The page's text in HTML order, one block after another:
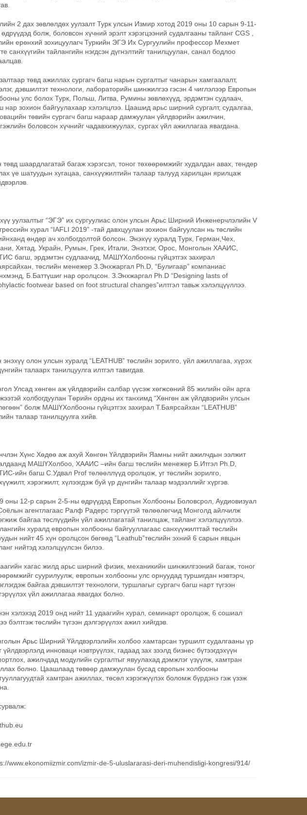
2 дах зөвлөлдөх уулзалт Турк улсын Измир хотод 2019 оны 10 сарын 9-11-
болж, боловсон хүчний эрэлт хэрэгцээний судалгааны тайланг CGS ,
ерөнхий зохицуулагч Туркийн ЭГЭ Их Сургуулийн профессор Мехмет
санхүүгийн тайлангийн нэгдсэн дүгнэлтийг танилцуулан, санал бодлоо
төвд ажиллах сургагч багш нарын сургалтыг чанарын хамгаалалт,
дэвшилтэт технологи, лабораторийн шинжилгээ гэсэн 4 чиглэлээр Европын
улс болох Турк, Польш, Литва, Румины зөвлөхүүд, эрдэмтэн судлаач,
нар зохион байгуулахаар хэлэлцлээ. Цаашид арьс ширний сургалт, судалгаа,
төвийн сургагч багш нараар дамжуулан үйлдвэрийн ажилчин,
боловсон хүчнийг чадавхижуулах, сургах үйл ажиллагаа явагдана.
шаардлагатай багаж хэрэгсэл, тоног төхөөрөмжийг худалдан авах, тендер
үе шатуудын хугацаа, санхүүжилтийн талаар талууд харилцан ярилцаж
уулзалтыг “ЭГЭ” их сургуулиас олон улсын Арьс Ширний Инженерчлэлийн V
хурал “IAFLI 2019” -тай давхцуулан зохион байгуулсан нь төслийн
өндөр ач холбогдолтой болсон. Энэхүү хуралд Турк, Герман,Чех,
Хятад, Украйн, Румын, Грек, Итали, Энэтхэг, Орос, Монголын ХААИС,
багш, эрдэмтэн судлаачид, МАШҮХолбооны гүйцэтгэх захирал
төслийн менежер З.Энхжаргал Ph.D, “Булигаар” компаниас
Б.Баттүшиг нар оролцсон. З.Энхжаргал Ph.D “Designing lasts of
footwear based on foot structural changes”илтгэл тавьж хэлэлцүүллээ.
олон улсын хуралд “LEATHUB” төслийн зорилго, үйл ажиллагаа, хүрэх
талаарх танилцуулга илтгэл тавигдав.
Улсад хөнгөн аж үйлдвэрийн салбар үүсэж хөгжсөний 85 жилийн ойн арга
холбогдуулан Төрийн ордны их танхимд “Хөнгөн аж үйлдвэрийн улсын
болж МАШҮХолбооны гүйцэтгэх захирал Т.Баярсайхан “LEATHUB”
талаар танилцуулга хийв.
Хүнс Хөдөө аж ахуй Хөнгөн Үйлдвэрийн Яамны нийт ажилчдын ээлжит
МАШҮХолбоо, ХААИС –ийн багш төслийн менежер Б.Итгэл Ph.D,
ийн багш С.Удвал Prof төлөөллүүд оролцож, уг төслийн зорилго,
хэрэгжилт, хүлээгдэж буй үр дүнгийн талаар мэдээллийг хүргэв.
оны 12-р сарын 2-5-ны өдрүүдэд Европын Холбооны Боловсрол, Аудиовизуал
агентлагаас Ралф Радерс тэргүүтэй төлөөлөгчид Монголд айлчилж
байгаа төслүүдийн үйл ажиллагатай танилцаж, тайланг хэлэлцүүллээ.
хуралд европын холбооны байгууллагаас санхүүжилттай төслийн
нийт 45 хүн оролцсон бөгөөд “Leathub”төслийн эхний 6 сарын явцын
нийтэд хэлэлцүүлсэн билээ.
хагас жилд арьс ширний физик, механикийн шинжилгээний багаж, тоног
суурилуулж, европын холбооны улс орнуудад туршигдан нэвтэрч,
байгаа дэвшилтэт технологи, туршлагыг сургагч багш нарт түгээн
үйл ажиллагаа явагдах болно.
хэлэхэд 2019 онд нийт 11 удаагийн хурал, семинарт оролцож, 6 сошиал
бэлтгэж төслийн түгээн дэлгэрүүлэх ажил хийгдэв.
Арьс Ширний Үйлдвэрлэлийн холбоо хамтарсан туршилт судалгааны үр
үйлдвэрлэлд инноваци нэвтрүүлэх, гадаад зах зээлд бизнес бүтээгдэхүүн
ажилчдад модулийн сургалтыг явуулахад дэмжлэг үзүүлж, хамтран
болно. Цаашлаад төвөөр дамжуулан бусад свропын холбооны
хамтран ажиллах, төсөл хэрэгжүүлэх боломж бүрдэнэ гэж үзэж
www.ekonomiizmir.com/izmir-de-5-uluslararasi-deri-muhendisligi-kongresi/914/